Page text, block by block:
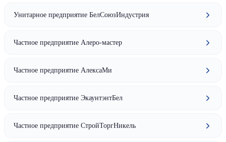
Унитарное предприятие БелСоюзИндустрия
Частное предприятие Алеро-мастер
Частное предприятие АлексаМи
Частное предприятие ЭкаунтэнтБел
Частное предприятие СтройТоргНикель